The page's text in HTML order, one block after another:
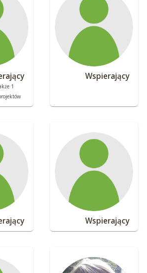
1
Wspierający
Wspierający